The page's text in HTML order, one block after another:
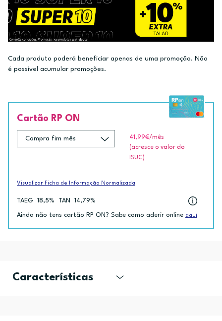
Cada produto poderá beneficiar apenas de uma promoção. Não
é possível acumular promoções.
Cartão RP ON
41,99€/mês
(acresce o valor do
ISUC)
Visualizar Ficha de Informação Normalizada
TAEG 18,5% TAN 14,79%
Ainda não tens cartão RP ON? Sabe como aderir online aqui
Características